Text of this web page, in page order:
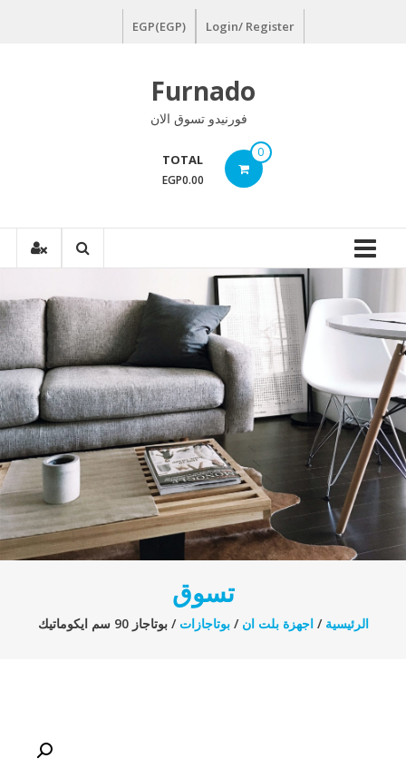
Login/ Register
EGP(EGP)
Furnado
فورنيدو تسوق الان
0
TOTAL
EGP0.00
تسوق
الرئيسية /اجهزة بلت ان /بوتاجازات / بوتاجاز 90 سم ايكوماتيك